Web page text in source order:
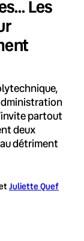
Les
partout
deux
détriment
Juliette Quef